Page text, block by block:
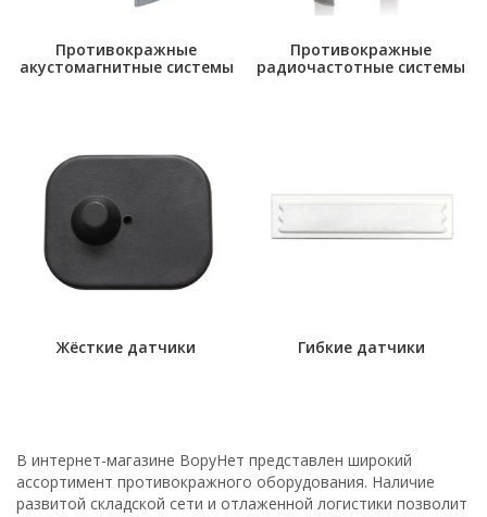
Противокражные
акустомагнитные системы
Противокражные
радиочастотные системы
Жёсткие датчики Гибкие датчики
В интернет-магазине ВоруНет представлен широкий
ассортимент противокражного оборудования. Наличие
развитой складской сети и отлаженной логистики позволит